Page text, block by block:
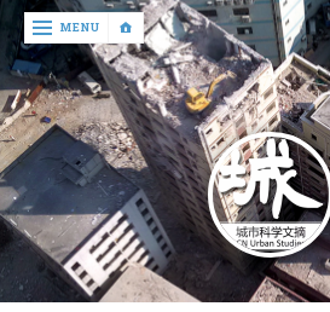
‹
return

文
资
讯
关
MENU